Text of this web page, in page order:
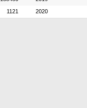
1121 2020